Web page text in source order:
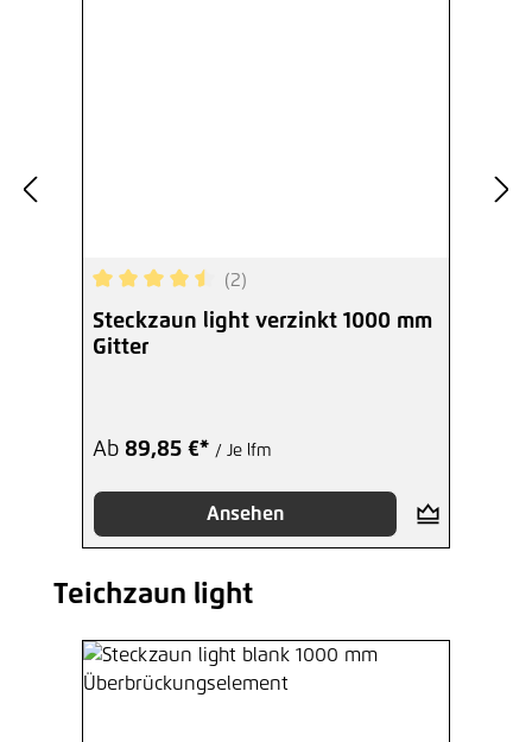
Durchschnittliche Bewertung von 4.5 von 5
(2)
Steckzaun light verzinkt 1000 mm
Gitter
Ab 89,85 €* / Je lfm
Ansehen
Produktgalerie überspringen
Teichzaun light